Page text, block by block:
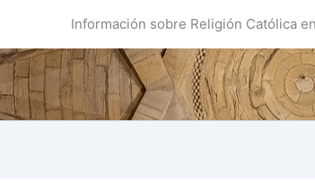
Información sobre Religión Católica